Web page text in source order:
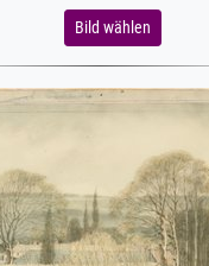
Bild wählen